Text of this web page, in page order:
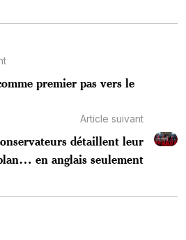
premier pas vers le
Article suivant
détaillent leur
en anglais seulement